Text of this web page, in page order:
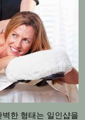
한 형태는 일인샵을